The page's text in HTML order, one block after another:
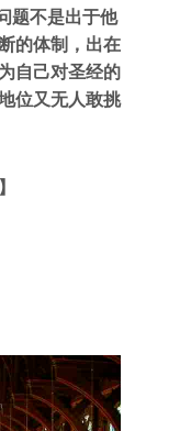
题不是出于他
的体制，出在
自己对圣经的
位又无人敢挑